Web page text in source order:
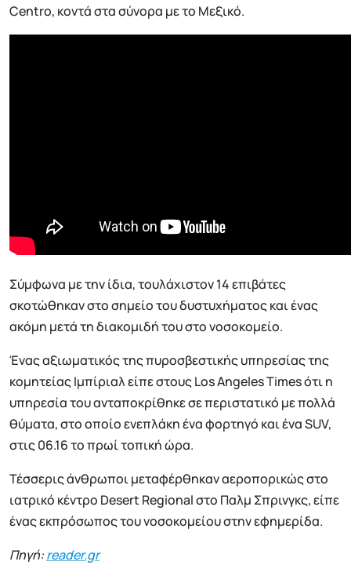
Centro, κοντά στα σύνορα με το Μεξικό.
Σύμφωνα με την ίδια, τουλάχιστον 14 επιβάτες
σκοτώθηκαν στο σημείο του δυστυχήματος και ένας
ακόμη μετά τη διακομιδή του στο νοσοκομείο.
Ένας αξιωματικός της πυροσβεστικής υπηρεσίας της
κομητείας Ιμπίριαλ είπε στους Los Angeles Times ότι η
υπηρεσία του ανταποκρίθηκε σε περιστατικό με πολλά
θύματα, στο οποίο ενεπλάκη ένα φορτηγό και ένα SUV,
στις 06.16 το πρωί τοπική ώρα.
Τέσσερις άνθρωποι μεταφέρθηκαν αεροπορικώς στο
ιατρικό κέντρο Desert Regional στο Παλμ Σπρινγκς, είπε
ένας εκπρόσωπος του νοσοκομείου στην εφημερίδα.
Πηγή:reader.gr